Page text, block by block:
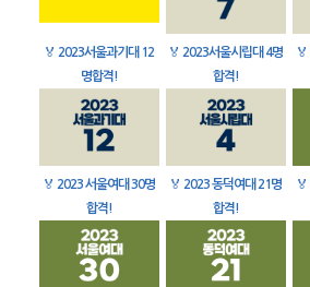
🏅 2023서울과기대 12
명합격!
🏅 2023서울시립대 4명
합격!
🏅
🏅 2023 서울여대 30명
합격!
🏅 2023 동덕여대 21명
합격!
🏅